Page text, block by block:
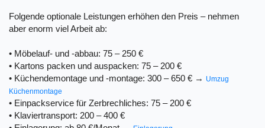
Folgende optionale Leistungen erhöhen den Preis – nehmen
aber enorm viel Arbeit ab:
• Möbelauf- und -abbau: 75 – 250 €
• Kartons packen und auspacken: 75 – 200 €
• Küchendemontage und -montage: 300 – 650 € → Umzug
Küchenmontage
• Einpackservice für Zerbrechliches: 75 – 200 €
• Klaviertransport: 200 – 400 €